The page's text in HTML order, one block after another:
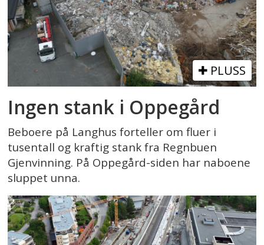
PLUSS
Ingen stank i Oppegård
Beboere på Langhus forteller om fluer i
tusentall og kraftig stank fra Regnbuen
Gjenvinning. På Oppegård-siden har naboene
sluppet unna.